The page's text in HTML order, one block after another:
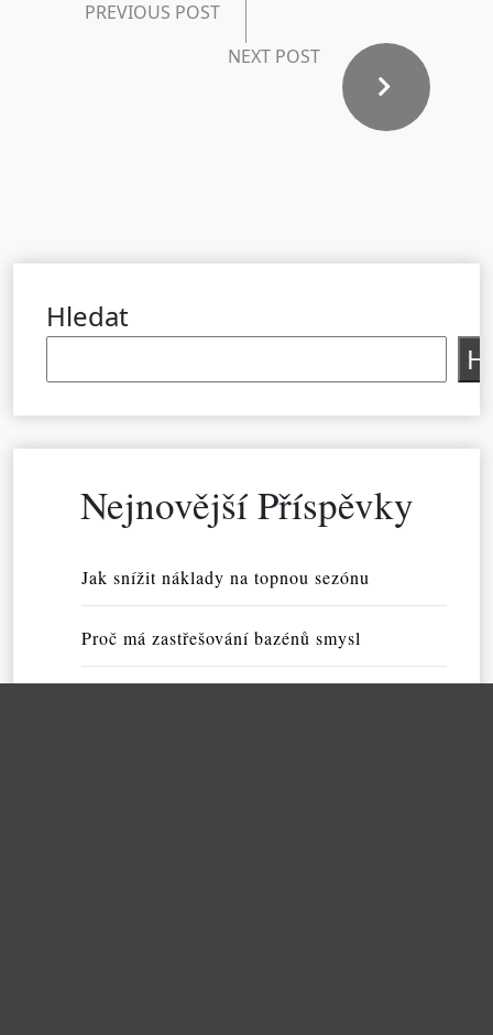
PREVIOUS POST
NEXT POST
Hledat
Nejnovější Příspěvky
Jak snížit náklady na topnou sezónu
Proč má zastřešování bazénů smysl